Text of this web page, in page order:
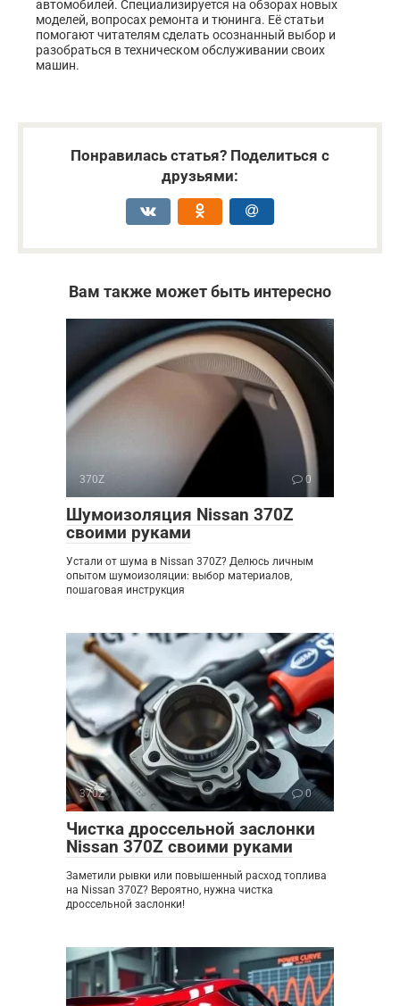
автомобилей. Специализируется на обзорах новых
моделей, вопросах ремонта и тюнинга. Её статьи
помогают читателям сделать осознанный выбор и
разобраться в техническом обслуживании своих
машин.
Понравилась статья? Поделиться с
друзьями:
Вам также может быть интересно
370Z 0
Шумоизоляция Nissan 370Z
своими руками
Устали от шума в Nissan 370Z? Делюсь личным
опытом шумоизоляции: выбор материалов,
пошаговая инструкция
370Z 0
Чистка дроссельной заслонки
Nissan 370Z своими руками
Заметили рывки или повышенный расход топлива
на Nissan 370Z? Вероятно, нужна чистка
дроссельной заслонки!